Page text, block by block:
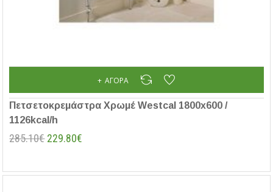
Πετσετοκρεμάστρα Χρωμέ Westcal 1800x600 /
1126kcal/h
285.10€ 229.80€
ΑΓΟΡΆ